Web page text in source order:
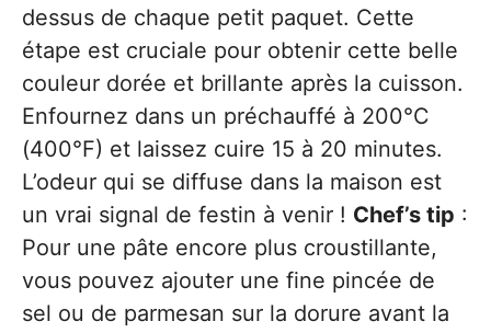
dessus de chaque petit paquet. Cette
étape est cruciale pour obtenir cette belle
couleur dorée et brillante après la cuisson.
Enfournez dans un préchauffé à 200°C
(400°F) et laissez cuire 15 à 20 minutes.
L’odeur qui se diffuse dans la maison est
un vrai signal de festin à venir ! Chef’s tip :
Pour une pâte encore plus croustillante,
vous pouvez ajouter une fine pincée de
sel ou de parmesan sur la dorure avant la